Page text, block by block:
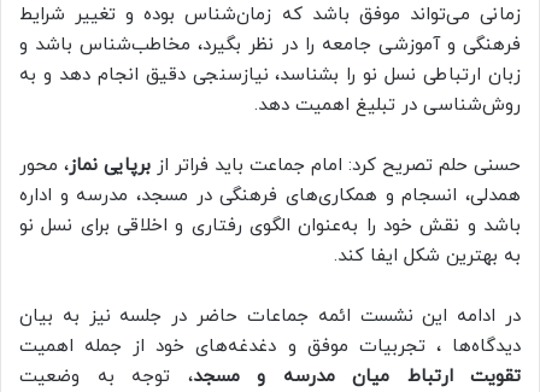
زمانی می‌تواند موفق باشد که زمان‌شناس بوده و تغییر شرایط
فرهنگی و آموزشی جامعه را در نظر بگیرد، مخاطب‌شناس باشد و
زبان ارتباطی نسل نو را بشناسد، نیازسنجی دقیق انجام دهد و به
روش‌شناسی در تبلیغ اهمیت دهد.
حسنی حلم تصریح کرد: امام جماعت باید فراتر از برپایی نماز، محور
همدلی، انسجام و همکاری‌های فرهنگی در مسجد، مدرسه و اداره
باشد و نقش خود را به‌عنوان الگوی رفتاری و اخلاقی برای نسل نو
به بهترین شکل ایفا کند.
در ادامه این نشست ائمه جماعات حاضر در جلسه نیز به بیان
دیدگاه‌ها ، تجربیات موفق و دغدغه‌های خود از جمله اهمیت
تقویت ارتباط میان مدرسه و مسجد، توجه به وضعیت